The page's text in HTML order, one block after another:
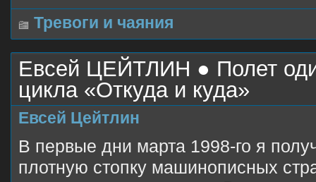
Тревоги и чаяния
Евсей ЦЕЙТЛИН ● Полет
цикла «Откуда и куда»
Евсей Цейтлин
В первые дни марта 1998-го я
плотную стопку машинописных